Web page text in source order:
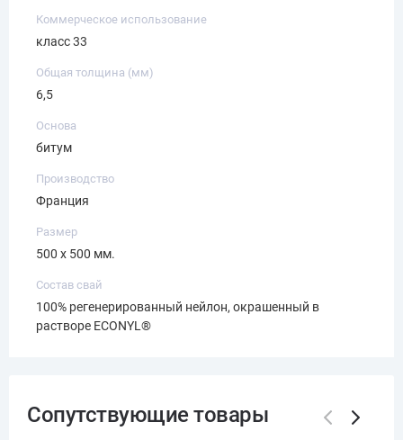
Коммерческое использование
класс 33
Общая толщина (мм)
6,5
Основа
битум
Производство
Франция
Размер
500 х 500 мм.
Состав свай
100% регенерированный нейлон, окрашенный в
растворе ECONYL®